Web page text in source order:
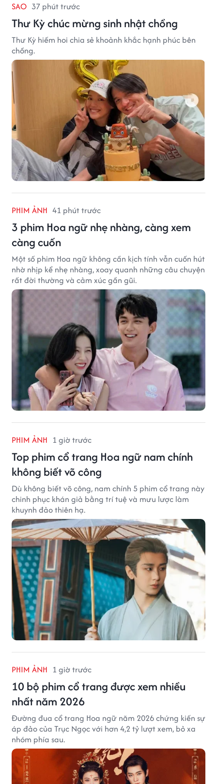
SAO 37 phút trước
Thư Kỳ chúc mừng sinh nhật chồng
Thư Kỳ hiếm hoi chia sẻ khoảnh khắc hạnh phúc bên
chồng.
PHIM ẢNH 41 phút trước
3 phim Hoa ngữ nhẹ nhàng, càng xem
càng cuốn
Một số phim Hoa ngữ không cần kịch tính vẫn cuốn hút
nhờ nhịp kể nhẹ nhàng, xoay quanh những câu chuyện
rất đời thường và cảm xúc gần gũi.
PHIM ẢNH 1 giờ trước
Top phim cổ trang Hoa ngữ nam chính
không biết võ công
Dù không biết võ công, nam chính 5 phim cổ trang này
chinh phục khán giả bằng trí tuệ và mưu lược làm
khuynh đảo thiên hạ.
PHIM ẢNH 1 giờ trước
10 bộ phim cổ trang được xem nhiều
nhất năm 2026
Đường đua cổ trang Hoa ngữ năm 2026 chứng kiến sự
áp đảo của Trục Ngọc với hơn 4,2 tỷ lượt xem, bỏ xa
nhóm phía sau.